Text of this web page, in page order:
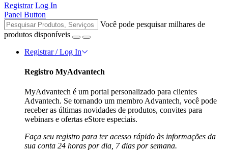
Registrar Log In
Panel Button
Você pode pesquisar milhares de
produtos disponíveis
Registrar / Log In
Registro MyAdvantech
MyAdvantech é um portal personalizado para clientes
Advantech. Se tornando um membro Advantech, você pode
receber as últimas novidades de produtos, convites para
webinars e ofertas eStore especiais.
Faça seu registro para ter acesso rápido às informações da
sua conta 24 horas por dia, 7 dias por semana.